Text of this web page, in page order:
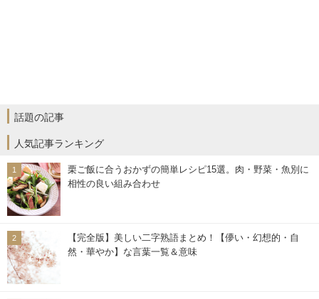
話題の記事
人気記事ランキング
栗ご飯に合うおかずの簡単レシピ15選。肉・野菜・魚別に
相性の良い組み合わせ
【完全版】美しい二字熟語まとめ！【儚い・幻想的・自
然・華やか】な言葉一覧＆意味